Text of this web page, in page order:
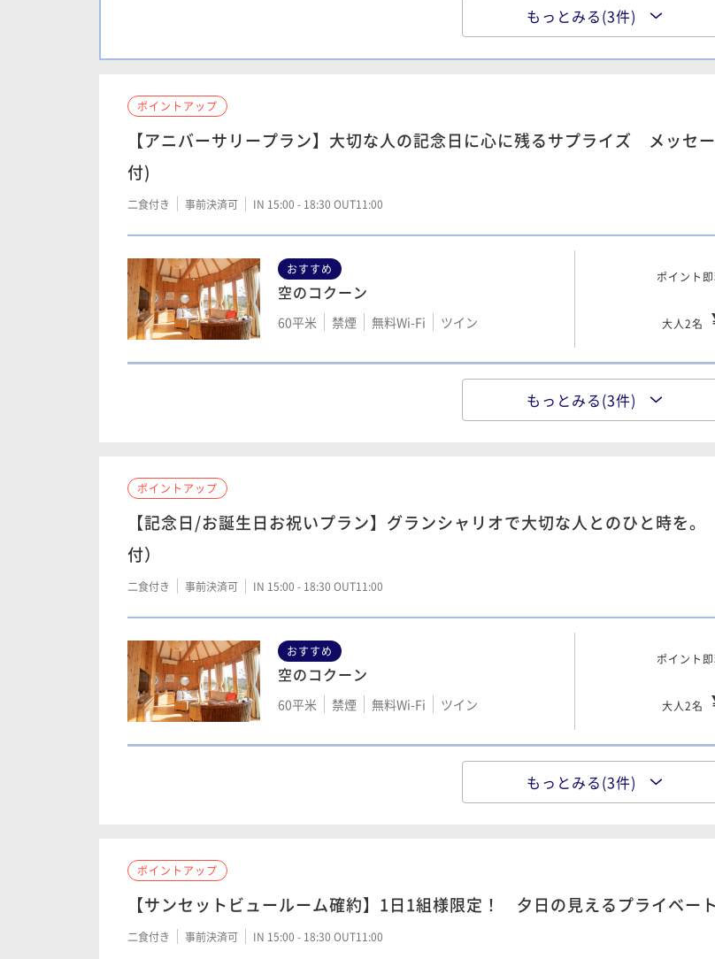
50平米 禁煙 無料Wi-Fi ツイン
ポイント即
森コクーン ポイント即
星のコクーン ポイント
大人2名
もっとみる(3件)
ポイントアップ
【アニバーサリープラン】大切な人の記念日に心に残るサプライズ メッ
付)
二食付き 事前決済可 IN 15:00 - 18:30 OUT11:00
おすすめ
空のコクーン
60平米 禁煙 無料Wi-Fi ツイン
ポイント
大人2名
ポイント即
森コクーン ポイント即
星のコクーン ポイント
大人2名
もっとみる(3件)
ポイントアップ
【記念日/お誕生日お祝いプラン】グランシャリオで大切な人とのひと時を
付）
二食付き 事前決済可 IN 15:00 - 18:30 OUT11:00
おすすめ
空のコクーン
60平米 禁煙 無料Wi-Fi ツイン
ポイント
大人2名
ポイント即
森コクーン
70平米 禁煙 無料Wi-Fi
ポイント
もっとみる(3件)
ポイントアップ
【サンセットビュールーム確約】1日1組様限定！ 夕日の見えるプライベー
二食付き 事前決済可 IN 15:00 - 18:30 OUT11:00